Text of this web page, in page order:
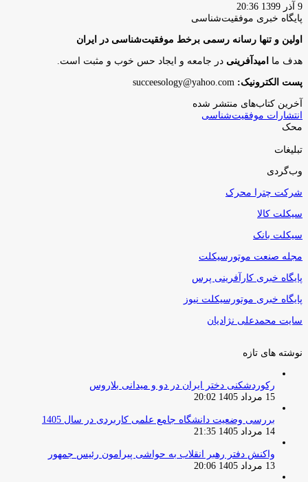
9 آذر 1399 20:36
پایگاه‌ خبری موفقیت‌شناسی
اولین و تنها رسانه رسمی برخط موفقیت‌شناسی در ایران
هدف ما امیدآفرینی در جامعه و ایجاد حس خوب و مثبت است.
پست الکترونیک:
آخرین کتاب‌های منتشر شده
انتشارات موفقیت‌شناسی
محک
تبلیغات
وب‌گردی
شرکت چترا محرک
سیکلت کالا
سیکلت بانک
مجله صنعت موتورسیکلت
پایگاه خبری کارآفرینی پرس
پایگاه خبری موتورسیکلت نیوز
سایت محمدعلی نژادیان
نوشته های تازه
رکوردشکنی دختر ایران در دو و میدانی بلاروس
15 مرداد 1405 20:02
بررسی وضعیت دانشگاه جامع علمی کاربردی در سال 1405
14 مرداد 1405 21:35
واکنش دفتر رهبر انقلاب به حواشی پیرامون رئیس جمهور
13 مرداد 1405 20:06